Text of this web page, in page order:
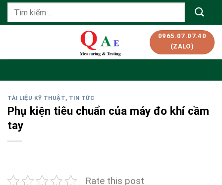
SkipTìm
0965.07.07.40
(ZALO)
TÀI LIỆU KỸ THUẬT, TIN TỨC
Phụ kiện tiêu chuẩn của máy đo khí cầm
tay
Rate this post